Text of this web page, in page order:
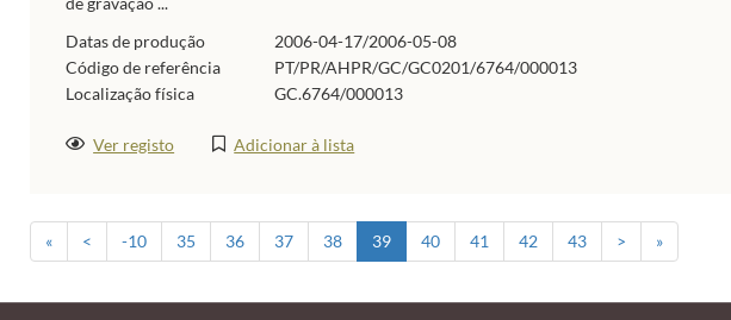
Datas de produção
2006-04-17/2006-05-08
Código de referência
PT/PR/AHPR/GC/GC0201/6764/000013
Localização física
GC.6764/000013
Ver registo Adicionar à lista
« < -10 35 36 37 38 39 40 41 42 43 > »